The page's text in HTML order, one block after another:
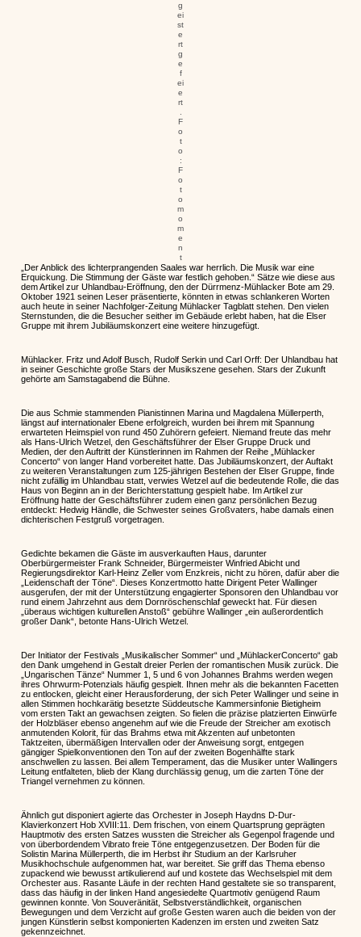
g
ei
st
e
rt
g
e
f
ei
e
rt
F
o
t
o
:
F
o
t
o
m
o
m
e
n
t
„Der Anblick des lichterprangenden Saales war herrlich. Die Musik war eine
Erquickung. Die Stimmung der Gäste war festlich gehoben.“ Sätze wie diese aus
dem Artikel zur Uhlandbau-Eröffnung, den der Dürrmenz-Mühlacker Bote am 29.
Oktober 1921 seinen Leser präsentierte, könnten in etwas schlankeren Worten
auch heute in seiner Nachfolger-Zeitung Mühlacker Tagblatt stehen. Den vielen
Sternstunden, die die Besucher seither im Gebäude erlebt haben, hat die Elser
Gruppe mit ihrem Jubiläumskonzert eine weitere hinzugefügt.
Mühlacker. Fritz und Adolf Busch, Rudolf Serkin und Carl Orff: Der Uhlandbau hat
in seiner Geschichte große Stars der Musikszene gesehen. Stars der Zukunft
gehörte am Samstagabend die Bühne.
Die aus Schmie stammenden Pianistinnen Marina und Magdalena Müllerperth,
längst auf internationaler Ebene erfolgreich, wurden bei ihrem mit Spannung
erwarteten Heimspiel von rund 450 Zuhörern gefeiert. Niemand freute das mehr
als Hans-Ulrich Wetzel, den Geschäftsführer der Elser Gruppe Druck und
Medien, der den Auftritt der Künstlerinnen im Rahmen der Reihe „Mühlacker
Concerto“ von langer Hand vorbereitet hatte. Das Jubiläumskonzert, der Auftakt
zu weiteren Veranstaltungen zum 125-jährigen Bestehen der Elser Gruppe, finde
nicht zufällig im Uhlandbau statt, verwies Wetzel auf die bedeutende Rolle, die das
Haus von Beginn an in der Berichterstattung gespielt habe. Im Artikel zur
Eröffnung hatte der Geschäftsführer zudem einen ganz persönlichen Bezug
entdeckt: Hedwig Händle, die Schwester seines Großvaters, habe damals einen
dichterischen Festgruß vorgetragen.
Gedichte bekamen die Gäste im ausverkauften Haus, darunter
Oberbürgermeister Frank Schneider, Bürgermeister Winfried Abicht und
Regierungsdirektor Karl-Heinz Zeller vom Enzkreis, nicht zu hören, dafür aber die
„Leidenschaft der Töne“. Dieses Konzertmotto hatte Dirigent Peter Wallinger
ausgerufen, der mit der Unterstützung engagierter Sponsoren den Uhlandbau vor
rund einem Jahrzehnt aus dem Dornröschenschlaf geweckt hat. Für diesen
„überaus wichtigen kulturellen Anstoß“ gebühre Wallinger „ein außerordentlich
großer Dank“, betonte Hans-Ulrich Wetzel.
Der Initiator der Festivals „Musikalischer Sommer“ und „MühlackerConcerto“ gab
den Dank umgehend in Gestalt dreier Perlen der romantischen Musik zurück. Die
„Ungarischen Tänze“ Nummer 1, 5 und 6 von Johannes Brahms werden wegen
ihres Ohrwurm-Potenzials häufig gespielt. Ihnen mehr als die bekannten Facetten
zu entlocken, gleicht einer Herausforderung, der sich Peter Wallinger und seine in
allen Stimmen hochkarätig besetzte Süddeutsche Kammersinfonie Bietigheim
vom ersten Takt an gewachsen zeigten. So fielen die präzise platzierten Einwürfe
der Holzbläser ebenso angenehm auf wie die Freude der Streicher am exotisch
anmutenden Kolorit, für das Brahms etwa mit Akzenten auf unbetonten
Taktzeiten, übermäßigen Intervallen oder der Anweisung sorgt, entgegen
gängiger Spielkonventionen den Ton auf der zweiten Bogenhälfte stark
anschwellen zu lassen. Bei allem Temperament, das die Musiker unter Wallingers
Leitung entfalteten, blieb der Klang durchlässig genug, um die zarten Töne der
Triangel vernehmen zu können.
Ähnlich gut disponiert agierte das Orchester in Joseph Haydns D-Dur-
Klavierkonzert Hob XVIII:11. Dem frischen, von einem Quartsprung geprägten
Hauptmotiv des ersten Satzes wussten die Streicher als Gegenpol fragende und
von überbordendem Vibrato freie Töne entgegenzusetzen. Der Boden für die
Solistin Marina Müllerperth, die im Herbst ihr Studium an der Karlsruher
Musikhochschule aufgenommen hat, war bereitet. Sie griff das Thema ebenso
zupackend wie bewusst artikulierend auf und kostete das Wechselspiel mit dem
Orchester aus. Rasante Läufe in der rechten Hand gestaltete sie so transparent,
dass das häufig in der linken Hand angesiedelte Quartmotiv genügend Raum
gewinnen konnte. Von Souveränität, Selbstverständlichkeit, organischen
Bewegungen und dem Verzicht auf große Gesten waren auch die beiden von der
jungen Künstlerin selbst komponierten Kadenzen im ersten und zweiten Satz
gekennzeichnet.